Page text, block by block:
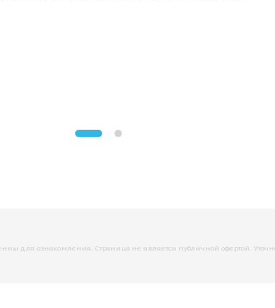
для ознакомления. Страница не является публичной офертой.